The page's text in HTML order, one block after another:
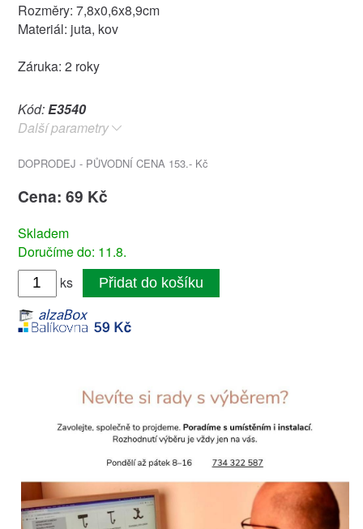
Rozměry: 7,8x0,6x8,9cm
Materiál: juta, kov
Záruka: 2 roky
Kód:E3540
Další parametry
DOPRODEJ - PŮVODNÍ CENA 153.- Kč
Cena: 69 Kč
Skladem
Doručíme do: 11.8.
ks
Přidat do košíku